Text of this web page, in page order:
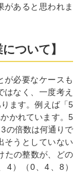
があると思われま
ついて】
が必要なケースも
なく、一度考え
ます。例えば「5
かれています。5
の倍数は何通りで
そうとしていない
たの整数が、どの
4）（0、4、8）